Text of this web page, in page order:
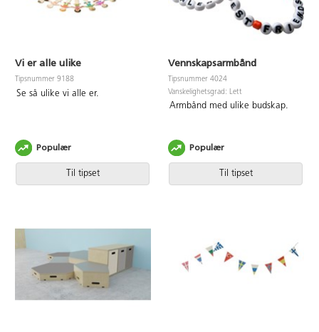
Vi er alle ulike
Tipsnummer 9188
Se så ulike vi alle er.
Til tipset
Populær
Vennskapsarmbånd
Tipsnummer 4024
Vanskelighetsgrad: Lett
Armbånd med ulike budskap.
Til tipset
Populær